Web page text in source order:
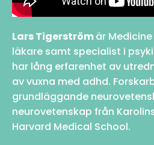
Lars Tigerströmär
läkare samt specialist i
har lång erfarenhet av
av vuxna med adhd.
grundläggande
neurovetenskap från
Harvard Medical School.